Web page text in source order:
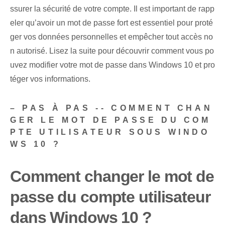
ssurer la sécurité de votre compte. Il est important de rapp
eler qu’avoir un mot de passe fort est essentiel pour proté
ger vos données personnelles et empêcher tout accès no
n autorisé. Lisez la suite pour découvrir comment vous po
uvez modifier votre mot de passe dans Windows 10 et pro
téger vos informations.
– PAS À PAS -- COMMENT CHAN
GER LE MOT DE PASSE DU COM
PTE UTILISATEUR SOUS WINDO
WS 10 ?
Comment changer le mot de
passe du compte utilisateur
dans Windows 10 ?